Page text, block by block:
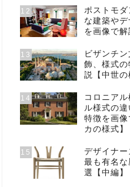
12
ポストモ
な建築や
を画像で解
13
ビザンチ
飾、様式
説【中世の
14
コロニア
ル様式の
特徴を画像
カの様式】
15
デザイナー
最も有名
選【中編】